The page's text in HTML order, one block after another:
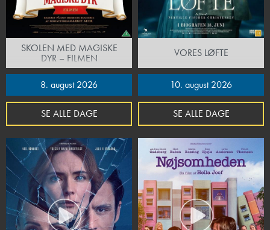
SKOLEN MED MAGISKE
DYR – FILMEN
8. august 2026
SE ALLE DAGE
VORES LØFTE
10. august 2026
SE ALLE DAGE